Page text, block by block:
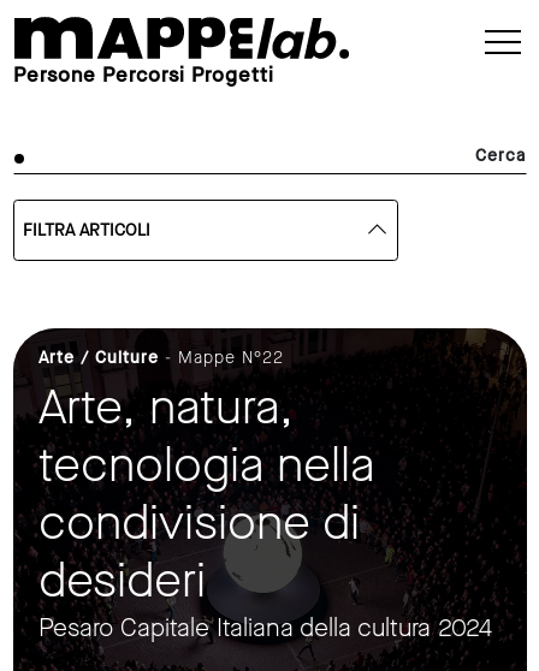
Persone Percorsi Progetti
Cerca
FILTRA ARTICOLI
Arte / Culture - Mappe N°22
Arte, natura,
tecnologia nella
condivisione di
desideri
Pesaro Capitale Italiana della cultura 2024